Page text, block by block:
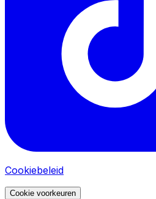
Cookiebeleid
Cookie voorkeuren